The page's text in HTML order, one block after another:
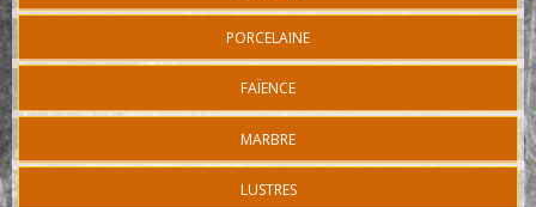
PORCELAINE
FAÏENCE
MARBRE
LUSTRES